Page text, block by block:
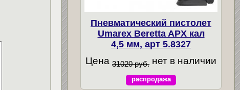
Пневматический пистолет
Umarex Beretta APX кал
4,5 мм, арт 5.8327
Цена31020 руб. нет в наличии
распродажа